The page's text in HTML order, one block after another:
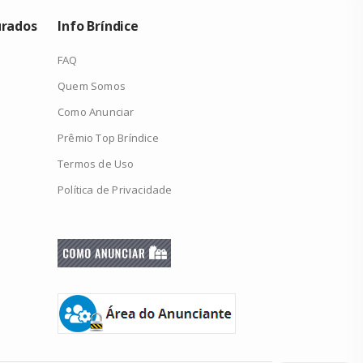
Info Bríndice
FAQ
Quem Somos
Como Anunciar
Prêmio Top Bríndice
Termos de Uso
Política de Privacidade